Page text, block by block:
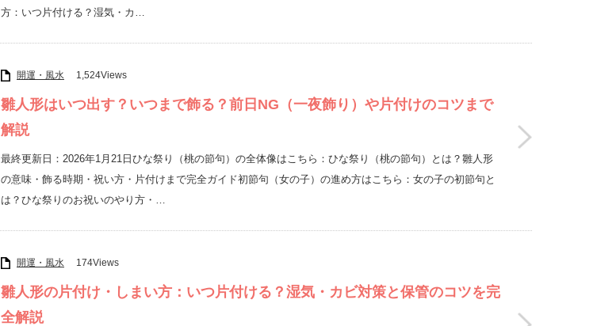
方：いつ片付ける？湿気・カ…
開運・風水 1,524Views
雛人形はいつ出す？いつまで飾る？前日NG（一夜飾り）や片付けのコツまで
解説
最終更新日：2026年1月21日ひな祭り（桃の節句）の全体像はこちら：ひな祭り（桃の節句）とは？雛人形
の意味・飾る時期・祝い方・片付けまで完全ガイド初節句（女の子）の進め方はこちら：女の子の初節句と
は？ひな祭りのお祝いのやり方・…
開運・風水 174Views
雛人形の片付け・しまい方：いつ片付ける？湿気・カビ対策と保管のコツを完
全解説